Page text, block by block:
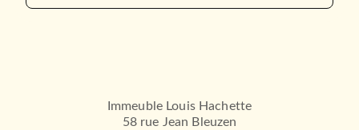
Immeuble Louis Hachette
58 rue Jean Bleuzen